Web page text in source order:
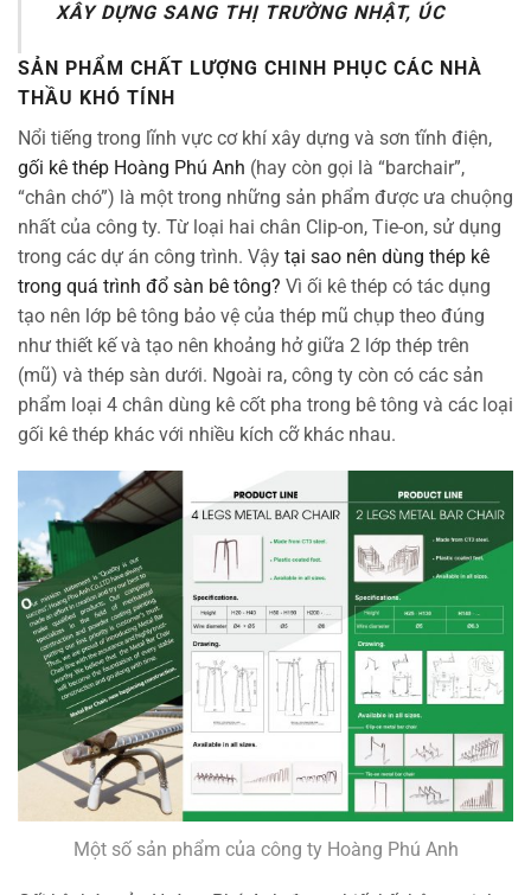
XÂY DỰNG SANG THỊ TRƯỜNG NHẬT, ÚC
SẢN PHẨM CHẤT LƯỢNG CHINH PHỤC CÁC NHÀ
THẦU KHÓ TÍNH
Nổi tiếng trong lĩnh vực cơ khí xây dựng và sơn tĩnh điện,
gối kê thép Hoàng Phú Anh (hay còn gọi là “barchair”,
“chân chó”) là một trong những sản phẩm được ưa chuộng
nhất của công ty. Từ loại hai chân Clip-on, Tie-on, sử dụng
trong các dự án công trình. Vậy tại sao nên dùng thép kê
trong quá trình đổ sàn bê tông? Vì ối kê thép có tác dụng
tạo nên lớp bê tông bảo vệ của thép mũ chụp theo đúng
như thiết kế và tạo nên khoảng hở giữa 2 lớp thép trên
(mũ) và thép sàn dưới. Ngoài ra, công ty còn có các sản
phẩm loại 4 chân dùng kê cốt pha trong bê tông và các loại
gối kê thép khác với nhiều kích cỡ khác nhau.
Một số sản phẩm của công ty Hoàng Phú Anh